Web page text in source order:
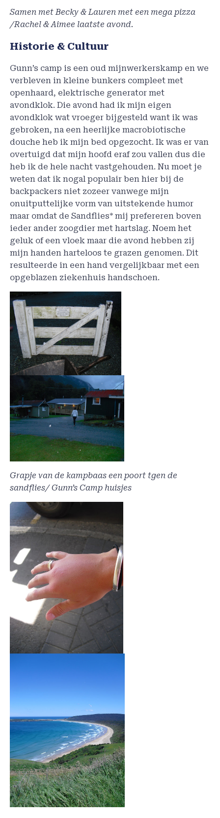
Samen met Becky & Lauren met een mega pizza
/Rachel & Aimee laatste avond.
Historie & Cultuur
Gunn’s camp is een oud mijnwerkerskamp en we
verbleven in kleine bunkers compleet met
openhaard, elektrische generator met
avondklok. Die avond had ik mijn eigen
avondklok wat vroeger bijgesteld want ik was
gebroken, na een heerlijke macrobiotische
douche heb ik mijn bed opgezocht. Ik was er van
overtuigd dat mijn hoofd eraf zou vallen dus die
heb ik de hele nacht vastgehouden. Nu moet je
weten dat ik nogal populair ben hier bij de
backpackers niet zozeer vanwege mijn
onuitputtelijke vorm van uitstekende humor
maar omdat de Sandflies* mij prefereren boven
ieder ander zoogdier met hartslag. Noem het
geluk of een vloek maar die avond hebben zij
mijn handen harteloos te grazen genomen. Dit
resulteerde in een hand vergelijkbaar met een
opgeblazen ziekenhuis handschoen.
Grapje van de kampbaas een poort tgen de
sandflies/ Gunn’s Camp huisjes